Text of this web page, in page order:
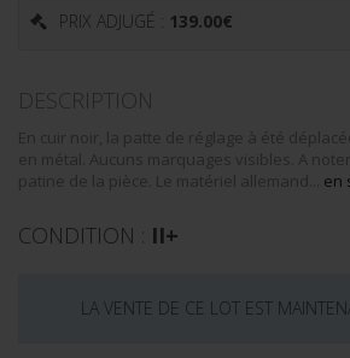
PRIX ADJUGÉ : 139.00€
DESCRIPTION
En cuir noir, la patte de réglage à été
en métal. Aucuns marquages visibles. A
patine de la pièce. Le matériel allemand... en
CONDITION : II+
LA VENTE DE CE LOT EST